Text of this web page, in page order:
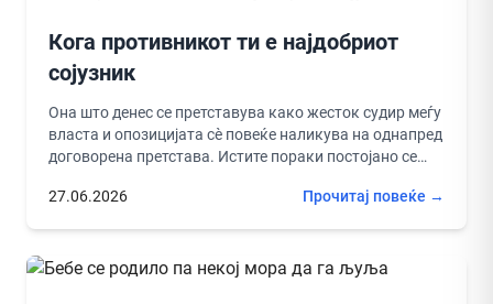
Кога противникот ти е најдобриот
сојузник
Она што денес се претставува како жесток судир меѓу
власта и опозицијата сè повеќе наликува на однапред
договорена претстава. Истите пораки постојано се
27.06.2026
Прочитај повеќе →